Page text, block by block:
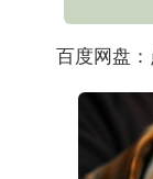
百度网盘